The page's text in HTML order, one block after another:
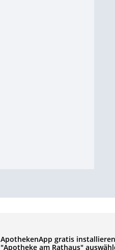
ApothekenApp gratis
"Apotheke am Rathaus"